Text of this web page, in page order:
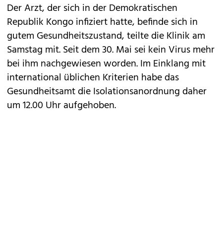
Der Arzt, der sich in der Demokratischen
Republik Kongo infiziert hatte, befinde sich in
gutem Gesundheitszustand, teilte die Klinik am
Samstag mit. Seit dem 30. Mai sei kein Virus mehr
bei ihm nachgewiesen worden. Im Einklang mit
international üblichen Kriterien habe das
Gesundheitsamt die Isolationsanordnung daher
um 12.00 Uhr aufgehoben.